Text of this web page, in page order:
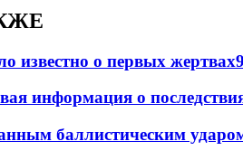
известно о первых жертвах
информация о
баллистическим